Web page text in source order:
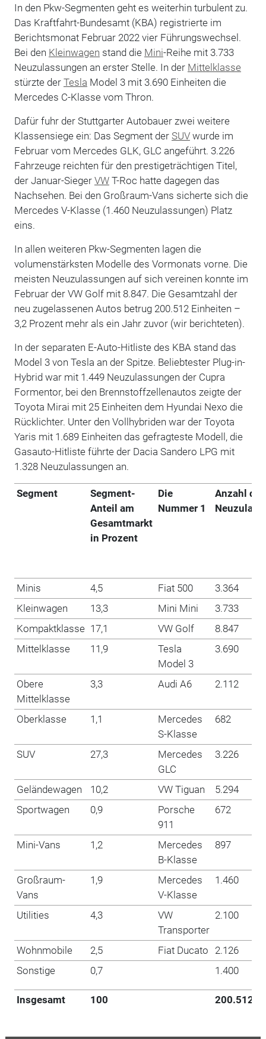
In den Pkw-Segmenten geht es weiterhin turbulent zu.
Das Kraftfahrt-Bundesamt (KBA) registrierte im
Berichtsmonat Februar 2022 vier Führungswechsel.
Bei den Kleinwagen stand die Mini-Reihe mit 3.733
Neuzulassungen an erster Stelle. In der Mittelklasse
stürzte der Tesla Model 3 mit 3.690 Einheiten die
Mercedes C-Klasse vom Thron.
Dafür fuhr der Stuttgarter Autobauer zwei weitere
Klassensiege ein: Das Segment der SUVwurde im
Februar vom Mercedes GLK, GLC angeführt. 3.226
Fahrzeuge reichten für den prestigeträchtigen Titel,
der Januar-Sieger VWT-Roc hatte dagegen das
Nachsehen. Bei den Großraum-Vans sicherte sich die
Mercedes V-Klasse (1.460 Neuzulassungen) Platz
eins.
In allen weiteren Pkw-Segmenten lagen die
volumenstärksten Modelle des Vormonats vorne. Die
meisten Neuzulassungen auf sich vereinen konnte im
Februar der VW Golf mit 8.847. Die Gesamtzahl der
neu zugelassenen Autos betrug 200.512 Einheiten –
3,2 Prozent mehr als ein Jahr zuvor (wir berichteten).
In der separaten E-Auto-Hitliste des KBA stand das
Model 3 von Tesla an der Spitze. Beliebtester Plug-in-
Hybrid war mit 1.449 Neuzulassungen der Cupra
Formentor, bei den Brennstoffzellenautos zeigte der
Toyota Mirai mit 25 Einheiten dem Hyundai Nexo die
Rücklichter. Unter den Vollhybriden war der Toyota
Yaris mit 1.689 Einheiten das gefragteste Modell, die
Gasauto-Hitliste führte der Dacia Sandero LPG mit
1.328 Neuzulassungen an.
Segment
Segment-
Anteil am
Gesamtmarkt
in Prozent
Die
Nummer 1
Anzahl der
Minis 4,5 Fiat 500
3.364
Kleinwagen
13,3 Mini Mini
3.733
Kompaktklasse 17,1 VW Golf
8.847
Mittelklasse
11,9
Tesla
Model 3
3.690
Obere
Mittelklasse
3,3 Audi A6 2.112
Oberklasse 1,1
Mercedes
S-Klasse
682
SUV 27,3
Mercedes
GLC
3.226
Geländewagen 10,2 VW Tiguan
5.294
Sportwagen
0,9
Porsche
911
672
Mini-Vans 1,2
Mercedes
B-Klasse
897
Großraum-
Vans
1,9
Mercedes
V-Klasse
1.460
Utilities 4,3
VW
Transporter
2.100
Wohnmobile 2,5 Fiat Ducato
2.126
Sonstige
0,7 1.400
Insgesamt 100 200.512